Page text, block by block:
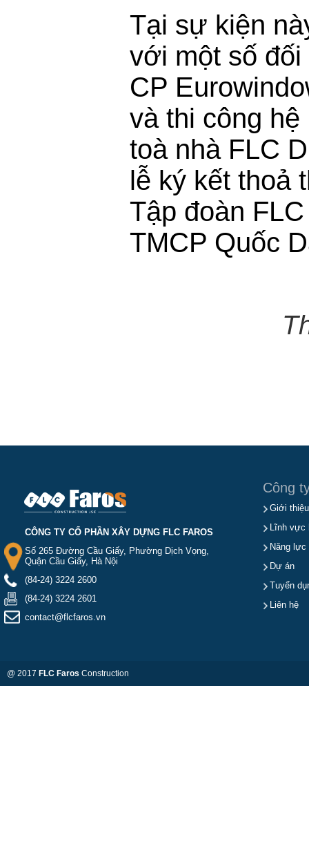
Tại sự kiện
với một số
CP
và thi công
toà nhà FLC
lễ ký kết thoả
Tập đoàn
TMCP Quốc
CÔNG TY CỔ PHẦN XÂY DỰNG FLC FAROS
Số 265 Đường Cầu Giấy, Phường Dịch Vọng,
Quận Cầu Giấy, Hà Nội
(84-24) 3224 2600
(84-24) 3224 2601
contact@flcfaros.vn
Công
Giới thiệu
Lĩnh vực
Năng lực
Dự án
Tuyển
Liên hệ
@ 2017 FLC Faros Construction